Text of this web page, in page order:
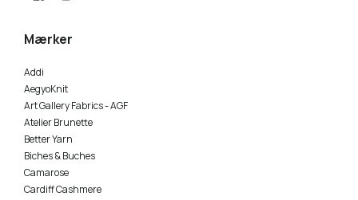
Mærker
Addi
AegyoKnit
Art Gallery Fabrics - AGF
Atelier Brunette
Better Yarn
Biches & Buches
Camarose
Cardiff Cashmere